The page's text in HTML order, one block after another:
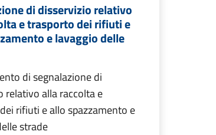
di disservizio relativo
e trasporto dei rifiuti e
e lavaggio delle
di segnalazione di
relativo alla raccolta e
rifiuti e allo spazzamento e
strade